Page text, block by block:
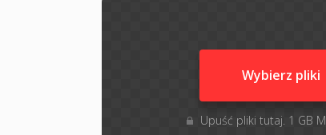
Wybierz pliki
Upuść pliki tutaj. 1 GB